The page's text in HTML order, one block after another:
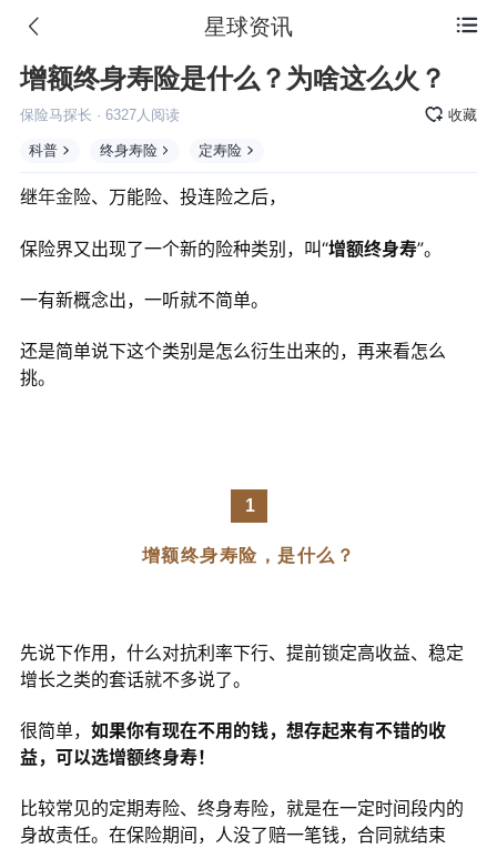
 星球资讯
增额终身寿险是什么？为啥这么火？
保险马探长 · 6327人阅读 收藏
科普 终身寿险 定寿险
继年金险、万能险、投连险之后，
保险界又出现了一个新的险种类别，叫“增额终身寿”。
一有新概念出，一听就不简单。
还是简单说下这个类别是怎么衍生出来的，再来看怎么
挑。
1
增额终身寿险，是什么？
先说下作用，什么对抗利率下行、提前锁定高收益、稳定
增长之类的套话就不多说了。
很简单， 如果你有现在不用的钱，想存起来有不错的收
益，可以选增额终身寿！
比较常见的定期寿险、终身寿险，就是在一定时间段内的
身故责任。在保险期间，人没了赔一笔钱，合同就结束